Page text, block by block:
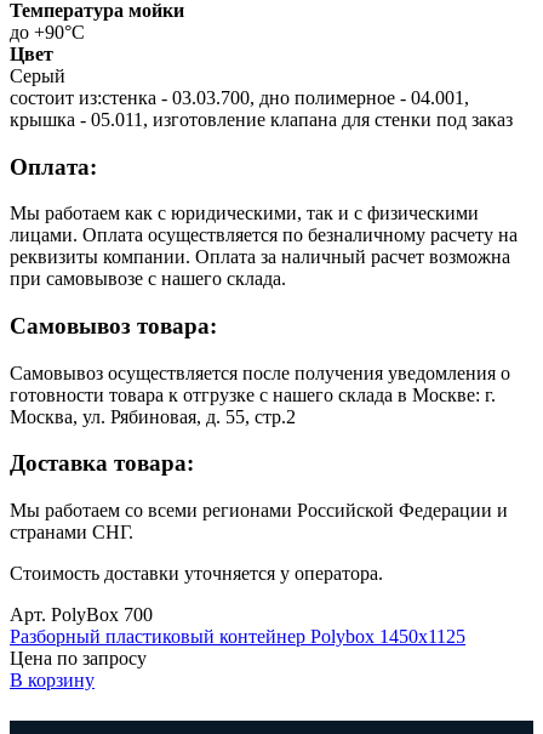
Температура мойки
до +90°С
Цвет
Серый
состоит из:стенка - 03.03.700, дно полимерное - 04.001,
крышка - 05.011, изготовление клапана для стенки под заказ
Оплата:
Мы работаем как с юридическими, так и с физическими
лицами. Оплата осуществляется по безналичному расчету на
реквизиты компании. Оплата за наличный расчет возможна
при самовывозе с нашего склада.
Самовывоз товара:
Самовывоз осуществляется после получения уведомления о
готовности товара к отгрузке с нашего склада в Москве: г.
Москва, ул. Рябиновая, д. 55, стр.2
Доставка товара:
Мы работаем со всеми регионами Российской Федерации и
странами СНГ.
Стоимость доставки уточняется у оператора.
Арт. PolyBox 700
Разборный пластиковый контейнер Polybox 1450х1125
Цена по запросу
В корзину